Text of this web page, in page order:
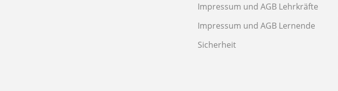
Impressum und AGB Lehrkräfte
Impressum und AGB Lernende
Sicherheit